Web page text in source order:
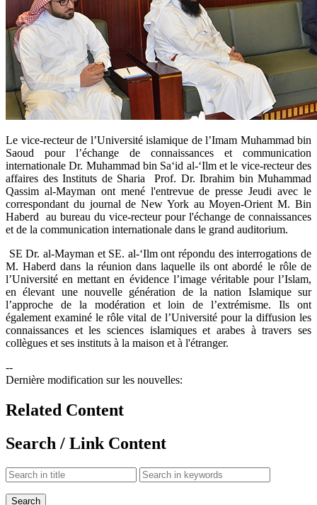
​Le vice-recteur de l’Université islamique de l’Imam Muhammad bin
Saoud pour l’échange de connaissances et communication
internationale Dr. Muhammad bin Sa‘id al-‘Ilm et le vice-recteur des
affaires des Instituts de Sharia Prof. Dr. Ibrahim bin Muhammad
Qassim al-Mayman ont mené l'entrevue de presse Jeudi avec le
correspondant du journal de New York au Moyen-Orient M. Bin
Haberd au bureau du vice-recteur pour l'échange de connaissances
et de la communication internationale dans le grand auditorium.
SE Dr. al-Mayman et SE. al-‘Ilm ont répondu des interrogations de
M. Haberd dans la réunion dans laquelle ils ont abordé le rôle de
l’Université en mettant en évidence l’image véritable pour l’Islam,
en élevant une nouvelle génération de la nation Islamique sur
l’approche de la modération et loin de l’extrémisme. Ils ont
également examiné le rôle vital de l’Université pour la diffusion les
connaissances et les sciences islamiques et arabes à travers ses
collègues et ses instituts à la maison et à l'étranger.
--
Dernière modification sur les nouvelles:
Related Content
Search / Link Content